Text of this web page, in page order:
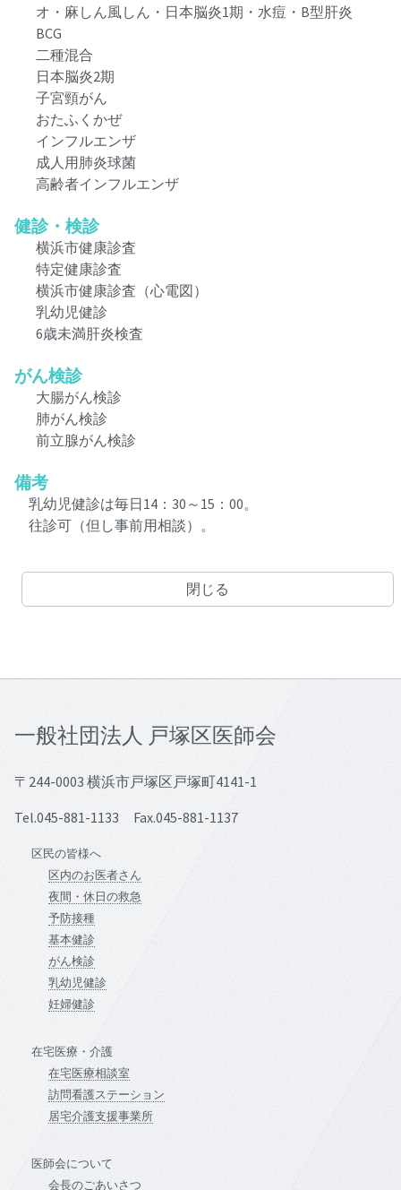
オ・麻しん風しん・日本脳炎1期・水痘・B型肝炎
BCG
二種混合
日本脳炎2期
子宮頸がん
おたふくかぜ
インフルエンザ
成人用肺炎球菌
高齢者インフルエンザ
健診・検診
横浜市健康診査
特定健康診査
横浜市健康診査（心電図）
乳幼児健診
6歳未満肝炎検査
がん検診
大腸がん検診
肺がん検診
前立腺がん検診
備考
乳幼児健診は毎日14：30～15：00。
往診可（但し事前用相談）。
閉じる
一般社団法人 戸塚区医師会
〒244-0003 横浜市戸塚区戸塚町4141-1
Tel.045-881-1133 Fax.045-881-1137
区民の皆様へ
区内のお医者さん
夜間・休日の救急
予防接種
基本健診
がん検診
乳幼児健診
妊婦健診
在宅医療・介護
在宅医療相談室
訪問看護ステーション
居宅介護支援事業所
医師会について
会長のごあいさつ